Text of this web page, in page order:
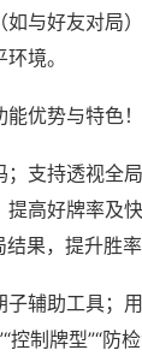
如与好友对局
境。
优势与特色！
；支持透视全
提高好牌率及
果，提升胜率
子辅助工具；
控制牌型”“防